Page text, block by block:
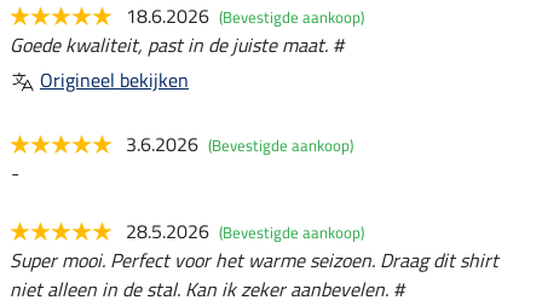
18.6.2026 (Bevestigde aankoop)
Goede kwaliteit, past in de juiste maat. #
Origineel bekijken
3.6.2026 (Bevestigde aankoop)
-
28.5.2026 (Bevestigde aankoop)
Super mooi. Perfect voor het warme seizoen. Draag dit shirt
niet alleen in de stal. Kan ik zeker aanbevelen. #